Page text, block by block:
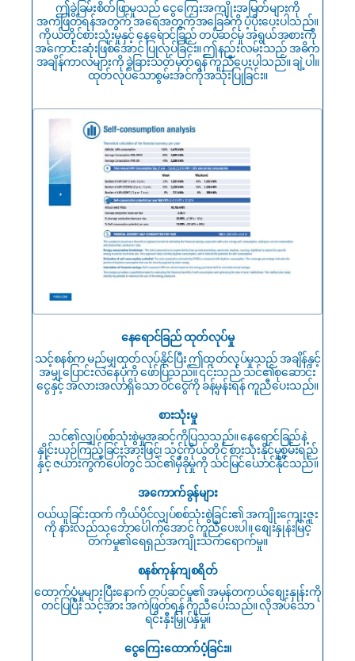
ဤခွဲခြမ်းစိတ်ဖြာမှုသည် ငွေကြေးအကျိုးအမြတ်များကို
အကဲဖြတ်ရန်အတွက် အရေအတွက်အခြေခံကို ပံ့ပိုးပေးပါသည်။
ကိုယ်တိုင်စားသုံးမှုနှင့် နေရောင်ခြည် တပ်ဆင်မှု အရွယ်အစားကို
အကောင်းဆုံးဖြစ်အောင် ပြုလုပ်ခြင်း။ ဤနည်းလမ်းသည် အဓိက
အချိန်ကာလများကို ခွဲခြားသတ်မှတ်ရန် ကူညီပေးပါသည်။ ချဲ့ပါ။
ထုတ်လုပ်သောစွမ်းအင်ကိုအသုံးပြုခြင်း။
နေရောင်ခြည် ထုတ်လုပ်မှု
သင့်စနစ်က မည်မျှထုတ်လုပ်နိုင်ပြီး ဤထုတ်လုပ်မှုသည် အချိန်နှင့်
အမျှ ပြောင်းလဲနေပုံကို ဖော်ပြသည်။ ၎င်းသည် သင်၏စုဆောင်း
ငွေနှင့် အလားအလာရှိသော ၀င်ငွေကို ခန့်မှန်းရန် ကူညီပေးသည်။
စားသုံးမှု
သင်၏လျှပ်စစ်သုံးစွဲမှုအဆင့်ကိုပြသသည်။ နေရောင်ခြည်နဲ့
နှိုင်းယှဉ်ကြည့်ခြင်းအားဖြင့်၊ သင့်ကိုယ်တိုင် စားသုံးနိုင်မှုစွမ်းရည်
နှင့် ဇယားကွက်ပေါ်တွင် သင်၏မှီခိုမှုကို သင်မြင်ယောင်နိုင်သည်။
အကောက်ခွန်များ
ဝယ်ယူခြင်းထက် ကိုယ်ပိုင်လျှပ်စစ်သုံးစွဲခြင်း၏ အကျိုးကျေးဇူး
ကို နားလည်သဘောပေါက်အောင် ကူညီပေးပါ။ စျေးနှုန်းမြင့်
တက်မှု၏ရေရှည်အကျိုးသက်ရောက်မှု။
စနစ်ကုန်ကျစရိတ်
ထောက်ပံ့မှုများပြီးနောက် တပ်ဆင်မှု၏ အမှန်တကယ်စျေးနှုန်းကို
တင်ပြပြီး သင့်အား အကဲဖြတ်ရန် ကူညီပေးသည်။ လိုအပ်သော
ရင်းနှီးမြှုပ်နှံမှု။
ငွေကြေးထောက်ပံ့ခြင်း။